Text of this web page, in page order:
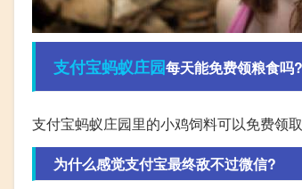
支付宝蚂蚁庄园每天能免费领粮食吗
支付宝蚂蚁庄园里的小鸡饲料可以免费领
为什么感觉支付宝最终敌不过微信?